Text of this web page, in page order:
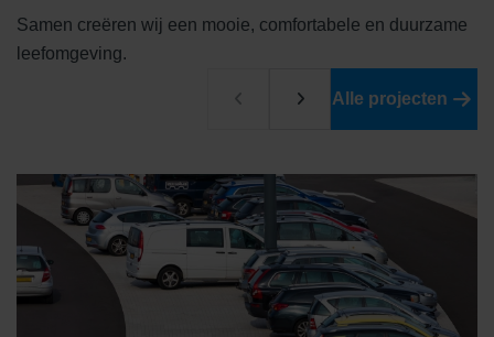
Samen creëren wij een mooie, comfortabele en duurzame
leefomgeving.
Alle projecten